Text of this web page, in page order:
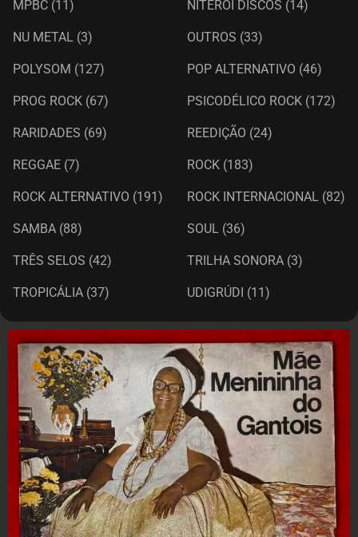
MPBC (11) NITERÓI DISCOS (14)
NU METAL (3) OUTROS (33)
POLYSOM (127) POP ALTERNATIVO (46)
PROG ROCK (67) PSICODÉLICO ROCK (172)
RARIDADES (69) REEDIÇÃO (24)
REGGAE (7) ROCK (183)
ROCK ALTERNATIVO (191) ROCK INTERNACIONAL (82)
SAMBA (88) SOUL (36)
TRÊS SELOS (42) TRILHA SONORA (3)
TROPICÁLIA (37) UDIGRÚDI (11)